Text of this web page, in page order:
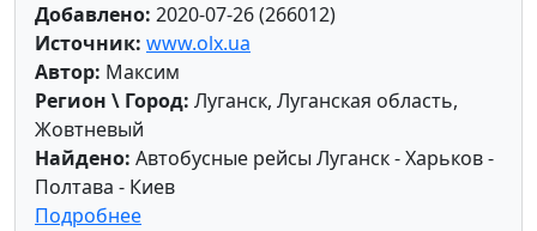
Добавлено: 2020-07-26 (266012)
Источник: www.olx.ua
Автор: Максим
Регион \ Город: Луганск, Луганская область,
Жовтневый
Найдено: Автобусные рейсы Луганск - Харьков -
Полтава - Киев
Подробнее